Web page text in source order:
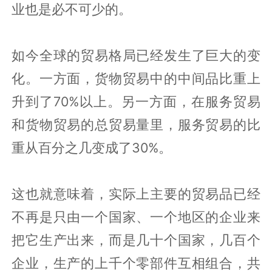
业也是必不可少的。
如今全球的贸易格局已经发生了巨大的变
化。一方面，货物贸易中的中间品比重上
升到了70%以上。另一方面，在服务贸易
和货物贸易的总贸易量里，服务贸易的比
重从百分之几变成了30%。
这也就意味着，实际上主要的贸易品已经
不再是只由一个国家、一个地区的企业来
把它生产出来，而是几十个国家，几百个
企业，生产的上千个零部件互相组合，共